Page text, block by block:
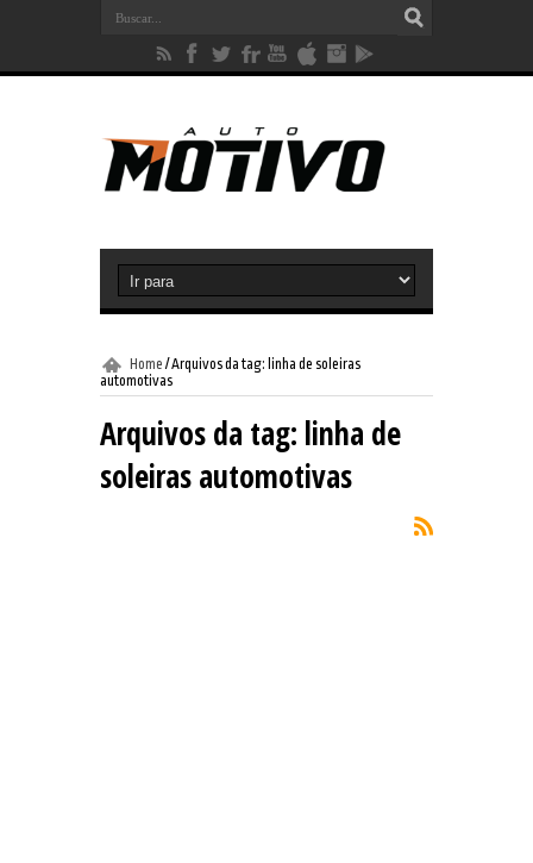
Home /Arquivos da tag: linha de soleiras
automotivas
Arquivos da tag: linha de
soleiras automotivas